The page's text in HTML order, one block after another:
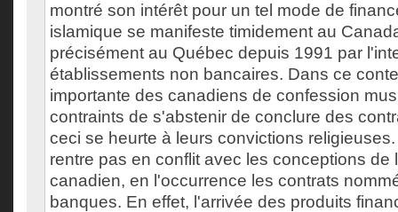
montré son intérêt pour un tel mode de
islamique se manifeste timidement au
précisément au Québec depuis 1991 par
établissements non bancaires. Dans ce
importante des canadiens de confession
contraints de s'abstenir de conclure des
ceci se heurte à leurs convictions
rentre pas en conflit avec les conceptions de
canadien, en l'occurrence les contrats
banques. En effet, l'arrivée des produits